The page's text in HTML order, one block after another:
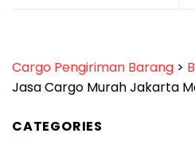
Cargo Pengiriman Barang >
Jasa Cargo Murah Jakarta
CATEGORIES